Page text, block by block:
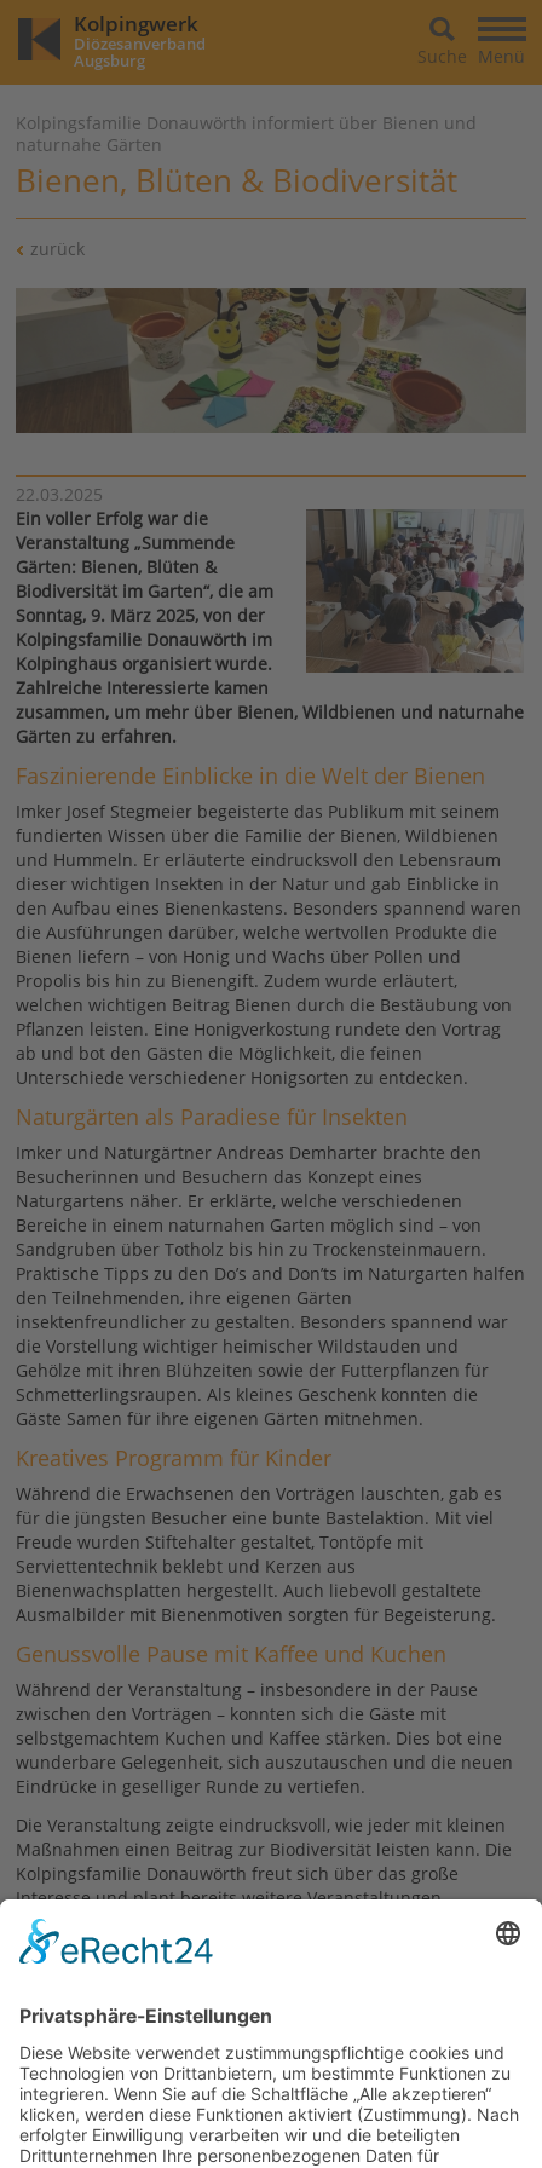
Kolpingwerk
Diözesanverband
Augsburg Menü
Suche
Kolpingsfamilie Donauwörth informiert über Bienen und
naturnahe Gärten
Bienen, Blüten & Biodiversität
zurück
22.03.2025
Ein voller Erfolg war die
Veranstaltung „Summende
Gärten: Bienen, Blüten &
Biodiversität im Garten“, die am
Sonntag, 9. März 2025, von der
Kolpingsfamilie Donauwörth im
Kolpinghaus organisiert wurde.
Zahlreiche Interessierte kamen
zusammen, um mehr über Bienen, Wildbienen und naturnahe
Gärten zu erfahren.
Faszinierende Einblicke in die Welt der Bienen
Imker Josef Stegmeier begeisterte das Publikum mit seinem
fundierten Wissen über die Familie der Bienen, Wildbienen
und Hummeln. Er erläuterte eindrucksvoll den Lebensraum
dieser wichtigen Insekten in der Natur und gab Einblicke in
den Aufbau eines Bienenkastens. Besonders spannend waren
die Ausführungen darüber, welche wertvollen Produkte die
Bienen liefern – von Honig und Wachs über Pollen und
Propolis bis hin zu Bienengift. Zudem wurde erläutert,
welchen wichtigen Beitrag Bienen durch die Bestäubung von
Pflanzen leisten. Eine Honigverkostung rundete den Vortrag
ab und bot den Gästen die Möglichkeit, die feinen
Unterschiede verschiedener Honigsorten zu entdecken.
Naturgärten als Paradiese für Insekten
Imker und Naturgärtner Andreas Demharter brachte den
Besucherinnen und Besuchern das Konzept eines
Naturgartens näher. Er erklärte, welche verschiedenen
Bereiche in einem naturnahen Garten möglich sind – von
Sandgruben über Totholz bis hin zu Trockensteinmauern.
Praktische Tipps zu den Do’s and Don’ts im Naturgarten halfen
den Teilnehmenden, ihre eigenen Gärten
insektenfreundlicher zu gestalten. Besonders spannend war
die Vorstellung wichtiger heimischer Wildstauden und
Gehölze mit ihren Blühzeiten sowie der Futterpflanzen für
Schmetterlingsraupen. Als kleines Geschenk konnten die
Gäste Samen für ihre eigenen Gärten mitnehmen.
Kreatives Programm für Kinder
Während die Erwachsenen den Vorträgen lauschten, gab es
für die jüngsten Besucher eine bunte Bastelaktion. Mit viel
Freude wurden Stiftehalter gestaltet, Tontöpfe mit
Serviettentechnik beklebt und Kerzen aus
Bienenwachsplatten hergestellt. Auch liebevoll gestaltete
Ausmalbilder mit Bienenmotiven sorgten für Begeisterung.
Genussvolle Pause mit Kaffee und Kuchen
Während der Veranstaltung – insbesondere in der Pause
zwischen den Vorträgen – konnten sich die Gäste mit
selbstgemachtem Kuchen und Kaffee stärken. Dies bot eine
wunderbare Gelegenheit, sich auszutauschen und die neuen
Eindrücke in geselliger Runde zu vertiefen.
Die Veranstaltung zeigte eindrucksvoll, wie jeder mit kleinen
Maßnahmen einen Beitrag zur Biodiversität leisten kann. Die
Kolpingsfamilie Donauwörth freut sich über das große
Interesse und plant bereits weitere Veranstaltungen.
Regina Hofstetter
zurück
Links